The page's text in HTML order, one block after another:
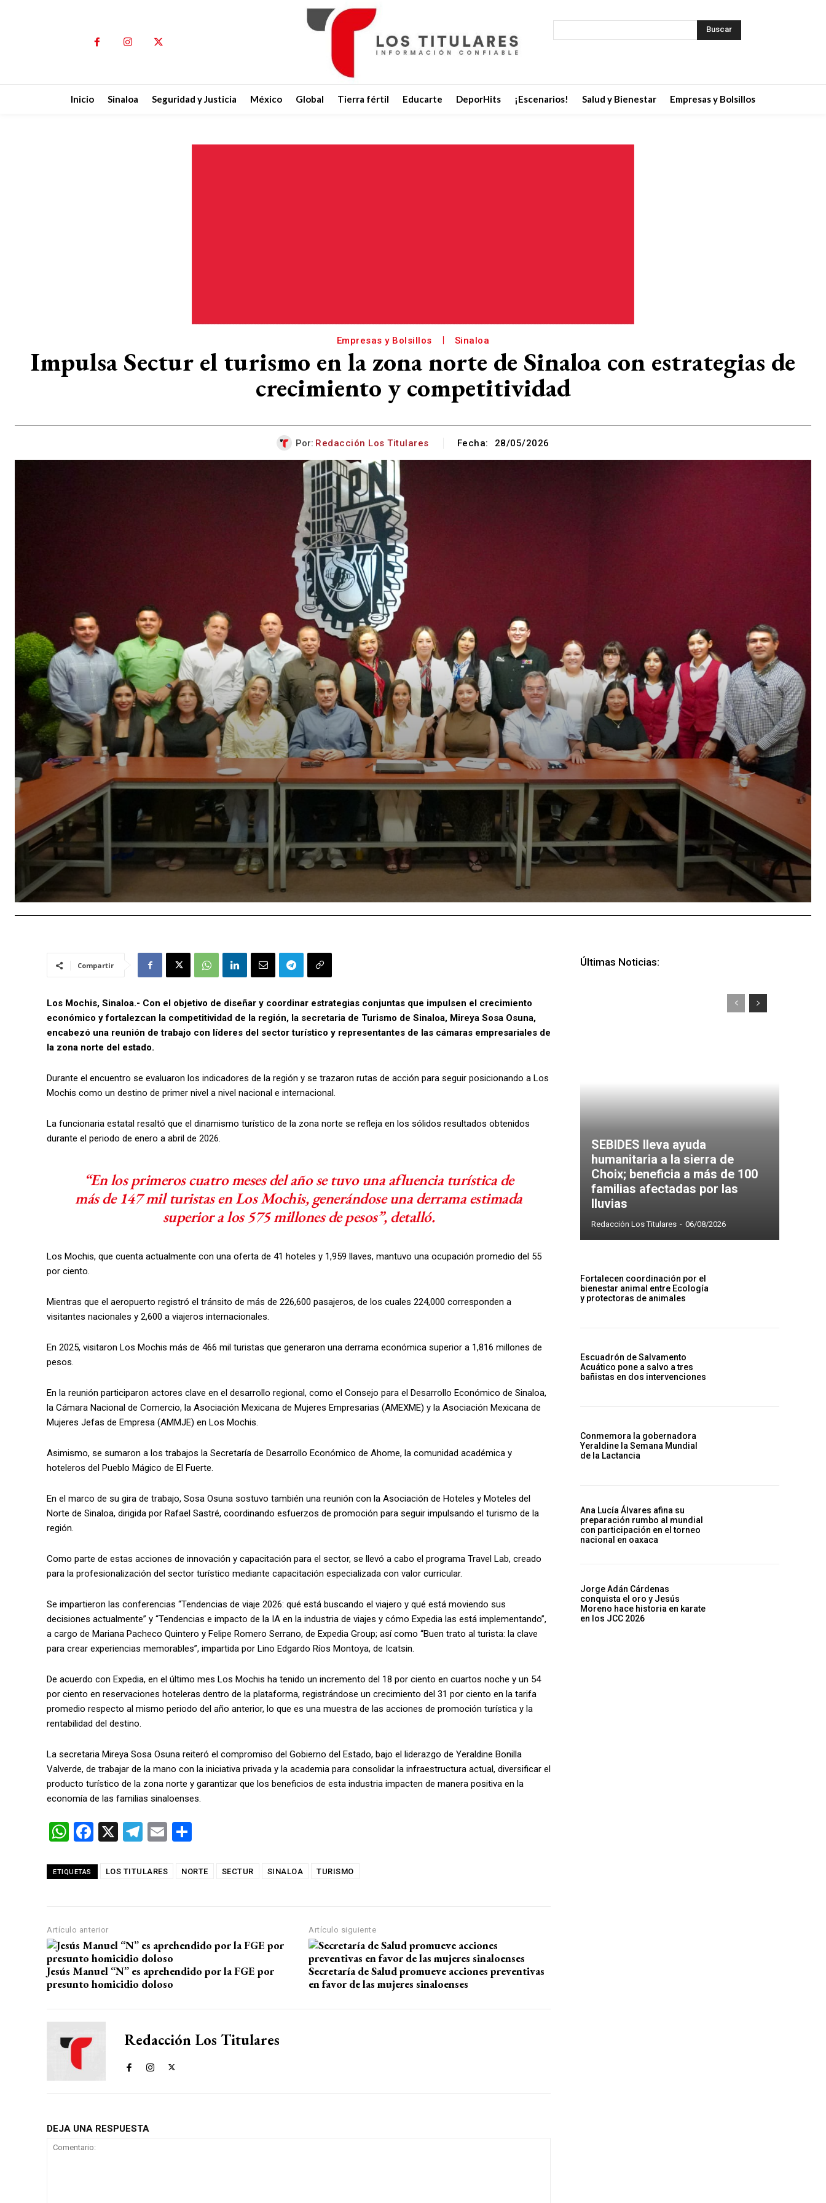
Buscar
Inicio Sinaloa Seguridad y Justicia México Global Tierra fértil Educarte DeporHits ¡Escenarios! Salud y Bienestar Empresas y Bolsillos
Empresas y Bolsillos Sinaloa
Impulsa Sectur el turismo en la zona norte de Sinaloa con estrategias de
crecimiento y competitividad
Por: Redacción Los Titulares Fecha: 28/05/2026
Compartir
Los Mochis, Sinaloa.- Con el objetivo de diseñar y coordinar estrategias conjuntas que impulsen el crecimiento
económico y fortalezcan la competitividad de la región, la secretaria de Turismo de Sinaloa, Mireya Sosa Osuna,
encabezó una reunión de trabajo con líderes del sector turístico y representantes de las cámaras empresariales de
la zona norte del estado.
Durante el encuentro se evaluaron los indicadores de la región y se trazaron rutas de acción para seguir posicionando a Los
Mochis como un destino de primer nivel a nivel nacional e internacional.
La funcionaria estatal resaltó que el dinamismo turístico de la zona norte se refleja en los sólidos resultados obtenidos
durante el periodo de enero a abril de 2026.
“En los primeros cuatro meses del año se tuvo una afluencia turística de
más de 147 mil turistas en Los Mochis, generándose una derrama estimada
superior a los 575 millones de pesos”, detalló.
Los Mochis, que cuenta actualmente con una oferta de 41 hoteles y 1,959 llaves, mantuvo una ocupación promedio del 55
por ciento.
Mientras que el aeropuerto registró el tránsito de más de 226,600 pasajeros, de los cuales 224,000 corresponden a
visitantes nacionales y 2,600 a viajeros internacionales.
En 2025, visitaron Los Mochis más de 466 mil turistas que generaron una derrama económica superior a 1,816 millones de
pesos.
En la reunión participaron actores clave en el desarrollo regional, como el Consejo para el Desarrollo Económico de Sinaloa,
la Cámara Nacional de Comercio, la Asociación Mexicana de Mujeres Empresarias (AMEXME) y la Asociación Mexicana de
Mujeres Jefas de Empresa (AMMJE) en Los Mochis.
Asimismo, se sumaron a los trabajos la Secretaría de Desarrollo Económico de Ahome, la comunidad académica y
hoteleros del Pueblo Mágico de El Fuerte.
En el marco de su gira de trabajo, Sosa Osuna sostuvo también una reunión con la Asociación de Hoteles y Moteles del
Norte de Sinaloa, dirigida por Rafael Sastré, coordinando esfuerzos de promoción para seguir impulsando el turismo de la
región.
Como parte de estas acciones de innovación y capacitación para el sector, se llevó a cabo el programa Travel Lab, creado
para la profesionalización del sector turístico mediante capacitación especializada con valor curricular.
Se impartieron las conferencias “Tendencias de viaje 2026: qué está buscando el viajero y qué está moviendo sus
decisiones actualmente” y “Tendencias e impacto de la IA en la industria de viajes y cómo Expedia las está implementando”,
a cargo de Mariana Pacheco Quintero y Felipe Romero Serrano, de Expedia Group; así como “Buen trato al turista: la clave
para crear experiencias memorables”, impartida por Lino Edgardo Ríos Montoya, de Icatsin.
De acuerdo con Expedia, en el último mes Los Mochis ha tenido un incremento del 18 por ciento en cuartos noche y un 54
por ciento en reservaciones hoteleras dentro de la plataforma, registrándose un crecimiento del 31 por ciento en la tarifa
promedio respecto al mismo periodo del año anterior, lo que es una muestra de las acciones de promoción turística y la
rentabilidad del destino.
La secretaria Mireya Sosa Osuna reiteró el compromiso del Gobierno del Estado, bajo el liderazgo de Yeraldine Bonilla
Valverde, de trabajar de la mano con la iniciativa privada y la academia para consolidar la infraestructura actual, diversificar el
producto turístico de la zona norte y garantizar que los beneficios de esta industria impacten de manera positiva en la
economía de las familias sinaloenses.
W
at
p
p
F
ce
o
k
X
T
e
E
ail m
ETIQUETAS LOS TITULARES NORTE SECTUR SINALOA TURISMO
Artículo anterior
Jesús Manuel “N” es aprehendido por la FGE por
presunto homicidio doloso
Artículo siguiente
Secretaría de Salud promueve acciones preventivas
en favor de las mujeres sinaloenses
Redacción Los Titulares
DEJA UNA RESPUESTA
Últimas Noticias:
SEBIDES lleva ayuda
humanitaria a la sierra de
Choix; beneficia a más de 100
familias afectadas por las
lluvias
Redacción Los Titulares - 06/08/2026
Fortalecen coordinación por el
bienestar animal entre Ecología
y protectoras de animales
Escuadrón de Salvamento
Acuático pone a salvo a tres
bañistas en dos intervenciones
Conmemora la gobernadora
Yeraldine la Semana Mundial
de la Lactancia
Ana Lucía Álvares afina su
preparación rumbo al mundial
con participación en el torneo
nacional en oaxaca
Jorge Adán Cárdenas
conquista el oro y Jesús
Moreno hace historia en karate
en los JCC 2026